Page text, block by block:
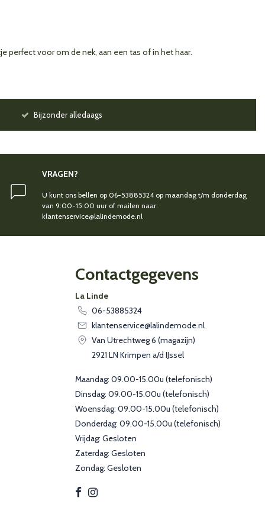
perfect voor om de nek, aan een tas of in het haar.
Bijzonder alledaags
VRAGEN?
U kunt ons bellen op 06-53885324 op maandag t/m donderdag
van 9:00-15:00 uur of mailen naar:
klantenservice@lalindemode.nl
Contactgegevens
La Linde
06-53885324
klantenservice@lalindemode.nl
Van Utrechtweg 6 (magazijn)
2921 LN Krimpen a/d IJssel
Maandag: 09.00-15.00u (telefonisch)
Dinsdag: 09.00-15.00u (telefonisch)
Woensdag: 09.00-15.00u (telefonisch)
Donderdag: 09.00-15.00u (telefonisch)
Vrijdag: Gesloten
Zaterdag: Gesloten
Zondag: Gesloten